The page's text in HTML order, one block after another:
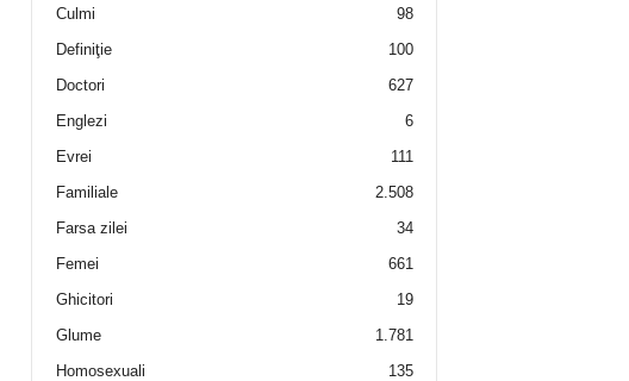
Culmi
98
Definiţie
100
Doctori
627
Englezi
6
Evrei
111
Familiale
2.508
Farsa zilei
34
Femei
661
Ghicitori
19
Glume
1.781
Homosexuali
135